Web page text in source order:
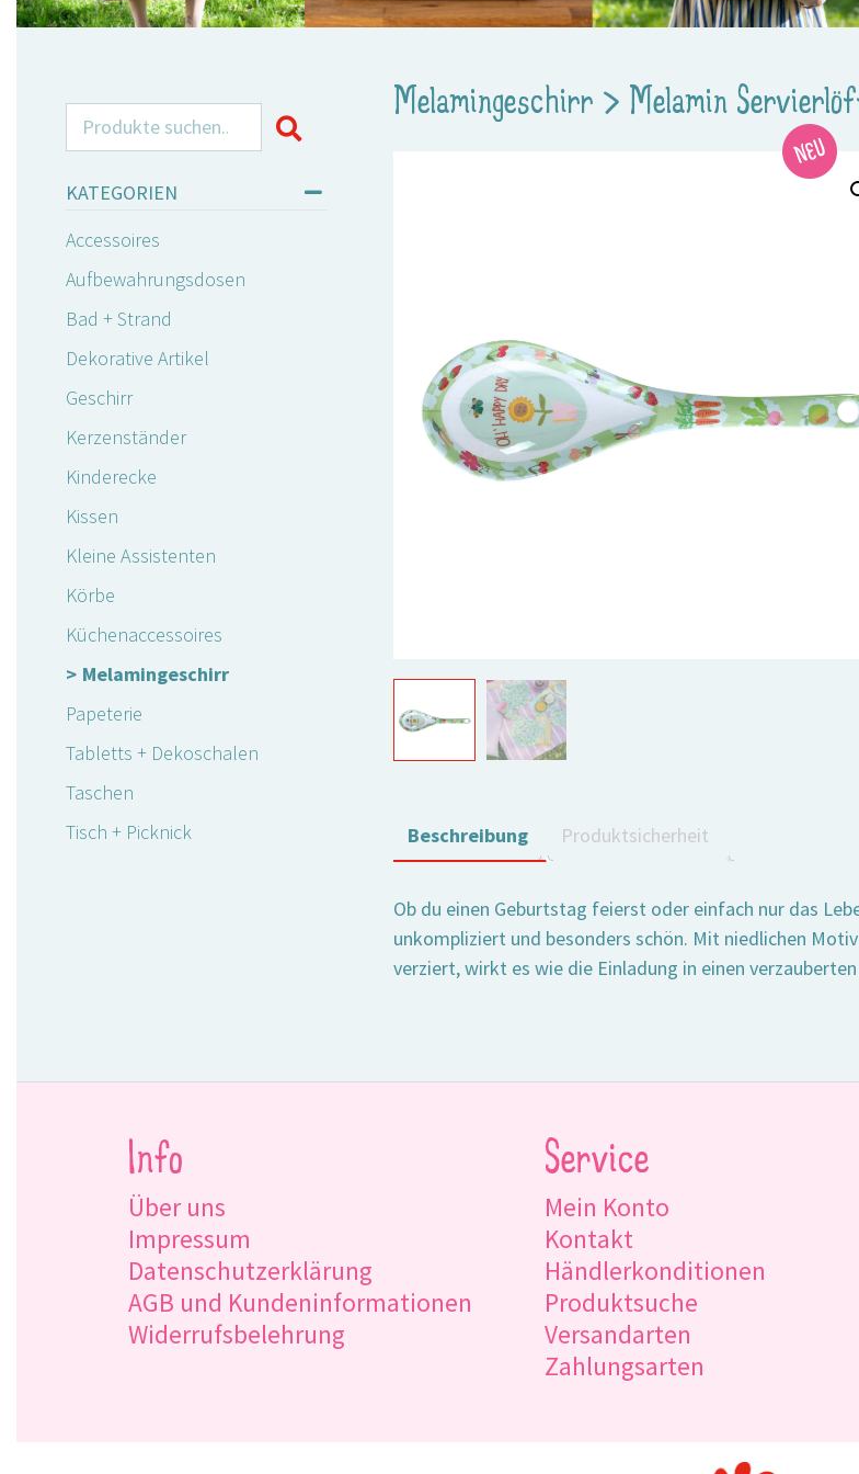
Search for:
KATEGORIEN
Accessoires
Aufbewahrungsdosen
Bad + Strand
Dekorative Artikel
Geschirr
Kerzenständer
Kinderecke
Kissen
Kleine Assistenten
Körbe
Küchenaccessoires
Melamingeschirr
Papeterie
Tabletts + Dekoschalen
Taschen
Tisch + Picknick
Melamingeschirr > Melamin
Beschreibung Produktsicherheit
Ob du einen Geburtstag feierst oder einfach nur das
unkompliziert und besonders schön. Mit niedlichen
verziert, wirkt es wie die Einladung in einen
Info
Über uns
Impressum
Datenschutzerklärung
AGB und Kundeninformationen
Widerrufsbelehrung
Service
Mein Konto
Kontakt
Händlerkonditionen
Produktsuche
Versandarten
Zahlungsarten